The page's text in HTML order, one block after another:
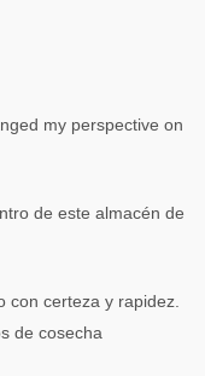
my perspective on
de este almacén de
con certeza y rapidez.
de cosecha